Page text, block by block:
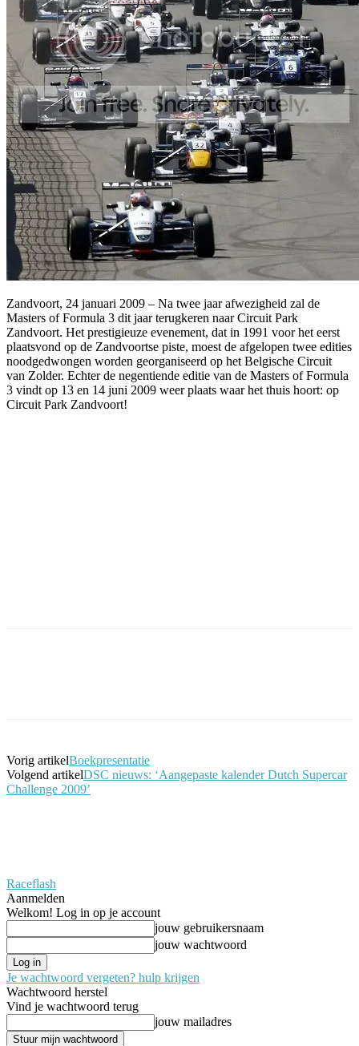
Zandvoort, 24 januari 2009 – Na twee jaar afwezigheid zal de
Masters of Formula 3 dit jaar terugkeren naar Circuit Park
Zandvoort. Het prestigieuze evenement, dat in 1991 voor het eerst
plaatsvond op de Zandvoortse piste, moest de afgelopen twee edities
noodgedwongen worden georganiseerd op het Belgische Circuit
van Zolder. Echter de negentiende editie van de Masters of Formula
3 vindt op 13 en 14 juni 2009 weer plaats waar het thuis hoort: op
Circuit Park Zandvoort!
Vorig artikelBoekpresentatie
Volgend artikelDSC nieuws: ‘Aangepaste kalender Dutch Supercar
Challenge 2009’
Raceflash
Aanmelden
Welkom! Log in op je account
jouw gebruikersnaam
jouw wachtwoord
Je wachtwoord vergeten? hulp krijgen
Wachtwoord herstel
Vind je wachtwoord terug
jouw mailadres